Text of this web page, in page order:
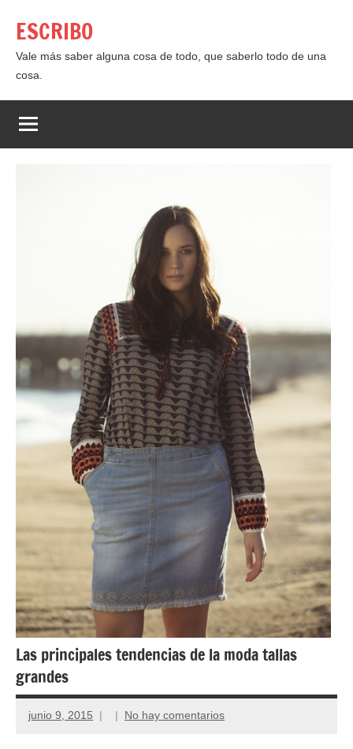
contenido
ESCRIBO
Vale más saber alguna cosa de todo, que saberlo todo de una
cosa.
Las principales tendencias de la moda tallas
grandes
junio 9, 2015 No hay comentarios